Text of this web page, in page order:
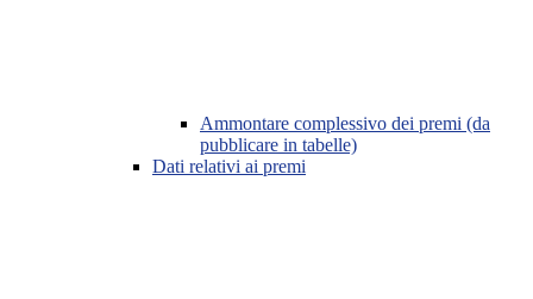
Ammontare complessivo dei premi (da
pubblicare in tabelle)
Dati relativi ai premi